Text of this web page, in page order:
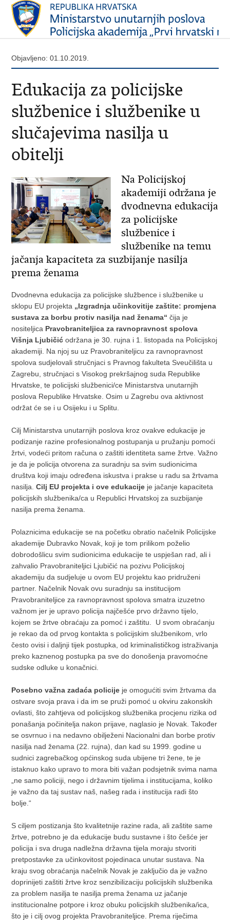
Objavljeno: 01.10.2019.
Edukacija za policijske
službenice i službenike u
slučajevima nasilja u
obitelji
Na Policijskoj
akademiji održana je
dvodnevna edukacija
za policijske
službenice i
službenike na temu
jačanja kapaciteta za suzbijanje nasilja
prema ženama
Dvodnevna edukacija za policijske službence i službenike u
sklopu EU projekta „Izgradnja učinkovitije zaštite: promjena
sustava za borbu protiv nasilja nad ženama“ čija je
nositeljica Pravobraniteljica za ravnopravnost spolova
Višnja Ljubičić održana je 30. rujna i 1. listopada na Policijskoj
akademiji. Na njoj su uz Pravobraniteljicu za ravnopravnost
spolova sudjelovali stručnjaci s Pravnog fakulteta Sveučilišta u
Zagrebu, stručnjaci s Visokog prekršajnog suda Republike
Hrvatske, te policijski službenici/ce Ministarstva unutarnjih
poslova Republike Hrvatske. Osim u Zagrebu ova aktivnost
održat će se i u Osijeku i u Splitu.
Cilj Ministarstva unutarnjih poslova kroz ovakve edukacije je
podizanje razine profesionalnog postupanja u pružanju pomoći
žrtvi, vodeći pritom računa o zaštiti identiteta same žrtve. Važno
je da je policija otvorena za suradnju sa svim sudionicima
društva koji imaju određena iskustva i prakse u radu sa žrtvama
nasilja.Cilj EU projekta i ove edukacije je jačanje kapaciteta
policijskih službenika/ca u Republici Hrvatskoj za suzbijanje
nasilja prema ženama.
Polaznicima edukacije se na početku obratio načelnik Policijske
akademije Dubravko Novak, koji je tom prilikom poželio
dobrodošlicu svim sudionicima edukacije te uspješan rad, ali i
zahvalio Pravobraniteljici Ljubičić na pozivu Policijskoj
akademiju da sudjeluje u ovom EU projektu kao pridruženi
partner. Načelnik Novak ovu suradnju sa institucijom
Pravobraniteljice za ravnopravnost spolova smatra izuzetno
važnom jer je upravo policija najčešće prvo državno tijelo,
kojem se žrtve obraćaju za pomoć i zaštitu. U svom obraćanju
je rekao da od prvog kontakta s policijskim službenikom, vrlo
često ovisi i daljnji tijek postupka, od kriminalističkog istraživanja
preko kaznenog postupka pa sve do donošenja pravomoćne
sudske odluke u konačnici.
Posebno važna zadaća policije je omogućiti svim žrtvama da
ostvare svoja prava i da im se pruži pomoć u okviru zakonskih
ovlasti, što zahtjeva od policijskog službenika procjenu rizika od
ponašanja počinitelja nakon prijave, naglasio je Novak. Također
se osvrnuo i na nedavno obilježeni Nacionalni dan borbe protiv
nasilja nad ženama (22. rujna), dan kad su 1999. godine u
sudnici zagrebačkog općinskog suda ubijene tri žene, te je
istaknuo kako upravo to mora biti važan podsjetnik svima nama
„ne samo policiji, nego i državnim tijelima i institucijama, koliko
je važno da taj sustav naš, našeg rada i institucija radi što
bolje.“
S ciljem postizanja što kvalitetnije razine rada, ali zaštite same
žrtve, potrebno je da edukacije budu sustavne i što češće jer
policija i sva druga nadležna državna tijela moraju stvoriti
pretpostavke za učinkovitost pojedinaca unutar sustava. Na
kraju svog obraćanja načelnik Novak je zaključio da je važno
doprinijeti zaštiti žrtve kroz senzibilizaciju policijskih službenika
za problem nasilja te nasilja prema ženama uz jačanje
institucionalne potpore i kroz obuku policijskih službenika/ica,
što je i cilj ovog projekta Pravobraniteljice. Prema riječima